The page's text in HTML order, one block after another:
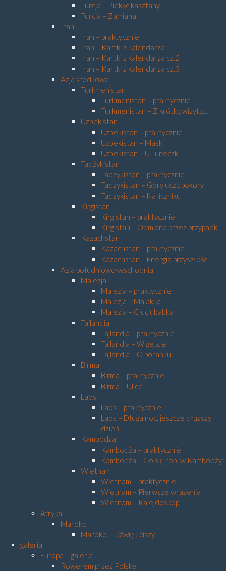
Turcja – Piekąc kasztany
Turcja – Zamiana
Iran
Iran – praktycznie
Iran – Kartki z kalendarza
Iran – Kartki z kalendarza cz.2
Iran – Kartki z kalendarza cz.3
Azja środkowa
Turkmenistan
Turkmenistan – praktycznie
Turkmenistan – Z krótką wizytą…
Uzbekistan
Uzbekistan – praktycznie
Uzbekistan – Maski
Uzbekistan – U Luneczki
Tadżykistan
Tadżykistan – praktycznie
Tadżykistan – Góry uczą pokory
Tadżykistan – Na liczniku
Kirgistan
Kirgistan – praktycznie
Kirgistan – Odmiana przez przypadki
Kazachstan
Kazachstan – praktycznie
Kazachstan – Energia przyszłości
Azja południowo-wschodnia
Malezja
Malezja – praktycznie
Malezja – Malakka
Malezja – Ciuciubabka
Tajlandia
Tajlandia – praktycznie
Tajlandia – W getcie
Tajlandia – O poranku
Birma
Birma – praktycznie
Birma – Ulice
Laos
Laos – praktycznie
Laos – Długa noc, jeszcze dłuższy
dzień
Kambodża
Kambodża – praktycznie
Kambodża – Co się robi w Kambodży?
Wietnam
Wietnam – praktycznie
Wietnam – Pierwsze wrażenia
Wietnam – Kalejdoskop
Afryka
Maroko
Maroko – Dźwięk ciszy
galeria
Europa – galeria
Rowerem przez Polskę